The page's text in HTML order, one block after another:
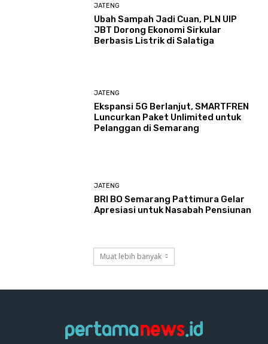
JATENG
Ubah Sampah Jadi Cuan, PLN UIP
JBT Dorong Ekonomi Sirkular
Berbasis Listrik di Salatiga
JATENG
Ekspansi 5G Berlanjut, SMARTFREN
Luncurkan Paket Unlimited untuk
Pelanggan di Semarang
JATENG
BRI BO Semarang Pattimura Gelar
Apresiasi untuk Nasabah Pensiunan
Muat lebih banyak